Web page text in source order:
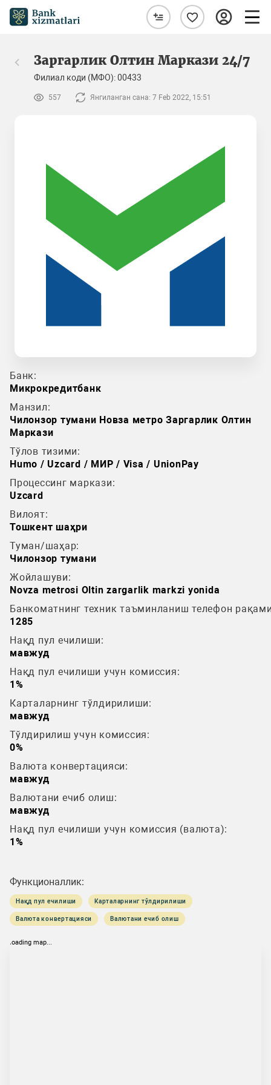
Заргарлик Олтин Маркази 24/7
Филиал коди (МФО): 00433
557 Янгиланган сана: 7 Feb 2022, 15:51
Банк:
Микрокредитбанк
Манзил:
Чилонзор тумани Новза метро Заргарлик Олтин
Маркази
Тўлов тизими:
Humo / Uzcard / МИР / Visa / UnionPay
Процессинг маркази:
Uzcard
Вилоят:
Тошкент шаҳри
Туман/шаҳар:
Чилонзор тумани
Жойлашуви:
Novza metrosi Oltin zargarlik markzi yonida
Банкоматнинг техник таъминланиш телефон
1285
Нақд пул ечилиши:
мавжуд
Нақд пул ечилиши учун комиссия:
1%
Карталарнинг тўлдирилиши:
мавжуд
Тўлдирилиш учун комиссия:
0%
Валюта конвертацияси:
мавжуд
Валютани ечиб олиш:
мавжуд
Нақд пул ечилиши учун комиссия (валюта):
1%
Функционаллик:
Нақд пул ечилиши Карталарнинг тўлдирилиши
Валюта конвертацияси Валютани ечиб олиш
loading map...